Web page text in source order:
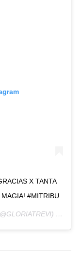
X TANTA
#MITRIBU
ON